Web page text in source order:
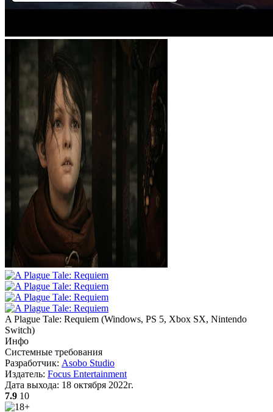
A Plague Tale: Requiem (Windows, PS 5, Xbox SX, Nintendo
Switch)
Инфо
Системные требования
Разработчик: Asobo Studio
Издатель: Focus Entertainment
Дата выхода: 18 октября 2022г.
7.9 10